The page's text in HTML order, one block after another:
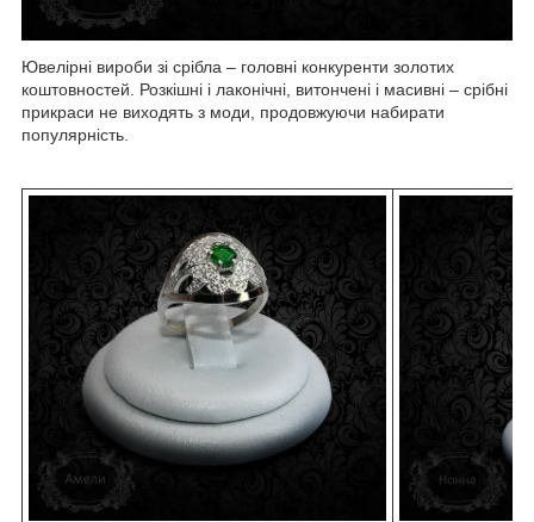
Ювелірні вироби зі срібла – головні конкуренти золотих
коштовностей. Розкішні і лаконічні, витончені і масивні – срібні
прикраси не виходять з моди, продовжуючи набирати
популярність.